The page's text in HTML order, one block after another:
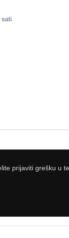
sati
prijaviti grešku u